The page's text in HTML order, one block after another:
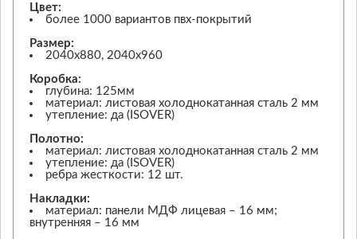
Цвет:
более 1000 вариантов пвх-покрытий
Размер:
2040х880, 2040х960
Коробка:
глубина: 125мм
материал: листовая холоднокатанная сталь 2 мм
утепление: да (ISOVER)
Полотно:
материал: листовая холоднокатанная сталь 2 мм
утепление: да (ISOVER)
ребра жесткости: 12 шт.
Накладки:
материал: панели МДФ лицевая – 16 мм;
внутренняя – 16 мм